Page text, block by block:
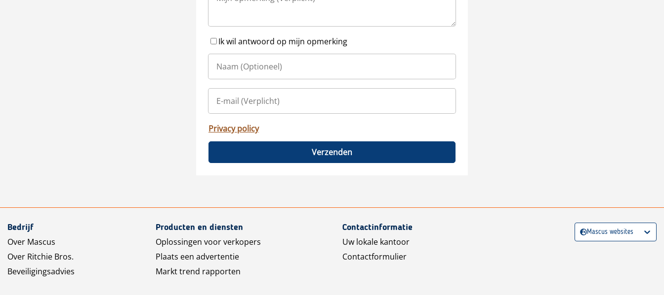
Ik wil antwoord op mijn opmerking
Privacy policy
Verzenden
Bedrijf
Over Mascus
Over Ritchie Bros.
Beveiligingsadvies
Producten en diensten
Oplossingen voor verkopers
Plaats een advertentie
Markt trend rapporten
Contactinformatie
Uw lokale kantoor
Contactformulier
Mascus websites